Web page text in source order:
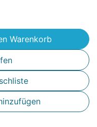
Warenkorb